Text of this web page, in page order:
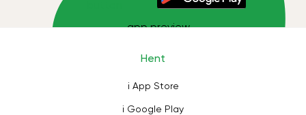
Hent
i App Store
i Google Play